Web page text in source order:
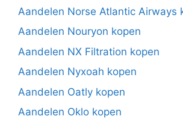
Aandelen Norse Atlantic Airways
Aandelen Nouryon kopen
Aandelen NX Filtration kopen
Aandelen Nyxoah kopen
Aandelen Oatly kopen
Aandelen Oklo kopen